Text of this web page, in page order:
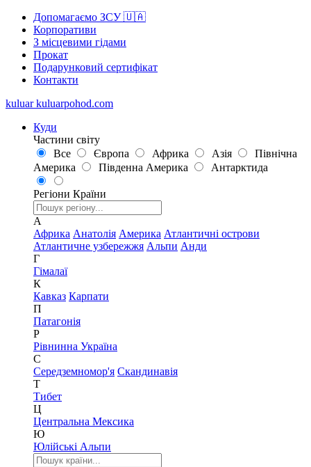
Допомагаємо ЗСУ 🇺🇦
Корпоративи
З місцевими гідами
Прокат
Подарунковий сертифікат
Контакти
kuluar kuluarpohod.com
Куди
Частини світу
Все
Європа Африка Азія
Північна
Америка
Південна Америка Антарктида
Регіони Країни
А
Африка Анатолія Америка Атлантичні острови
Атлантичне узбережжя Альпи Анди
Г
Гімалаї
К
Кавказ Карпати
П
Патагонія
Р
Рівнинна Україна
С
Середземномор'я Скандинавія
Т
Тибет
Ц
Центральна Мексика
Ю
Юлійські Альпи